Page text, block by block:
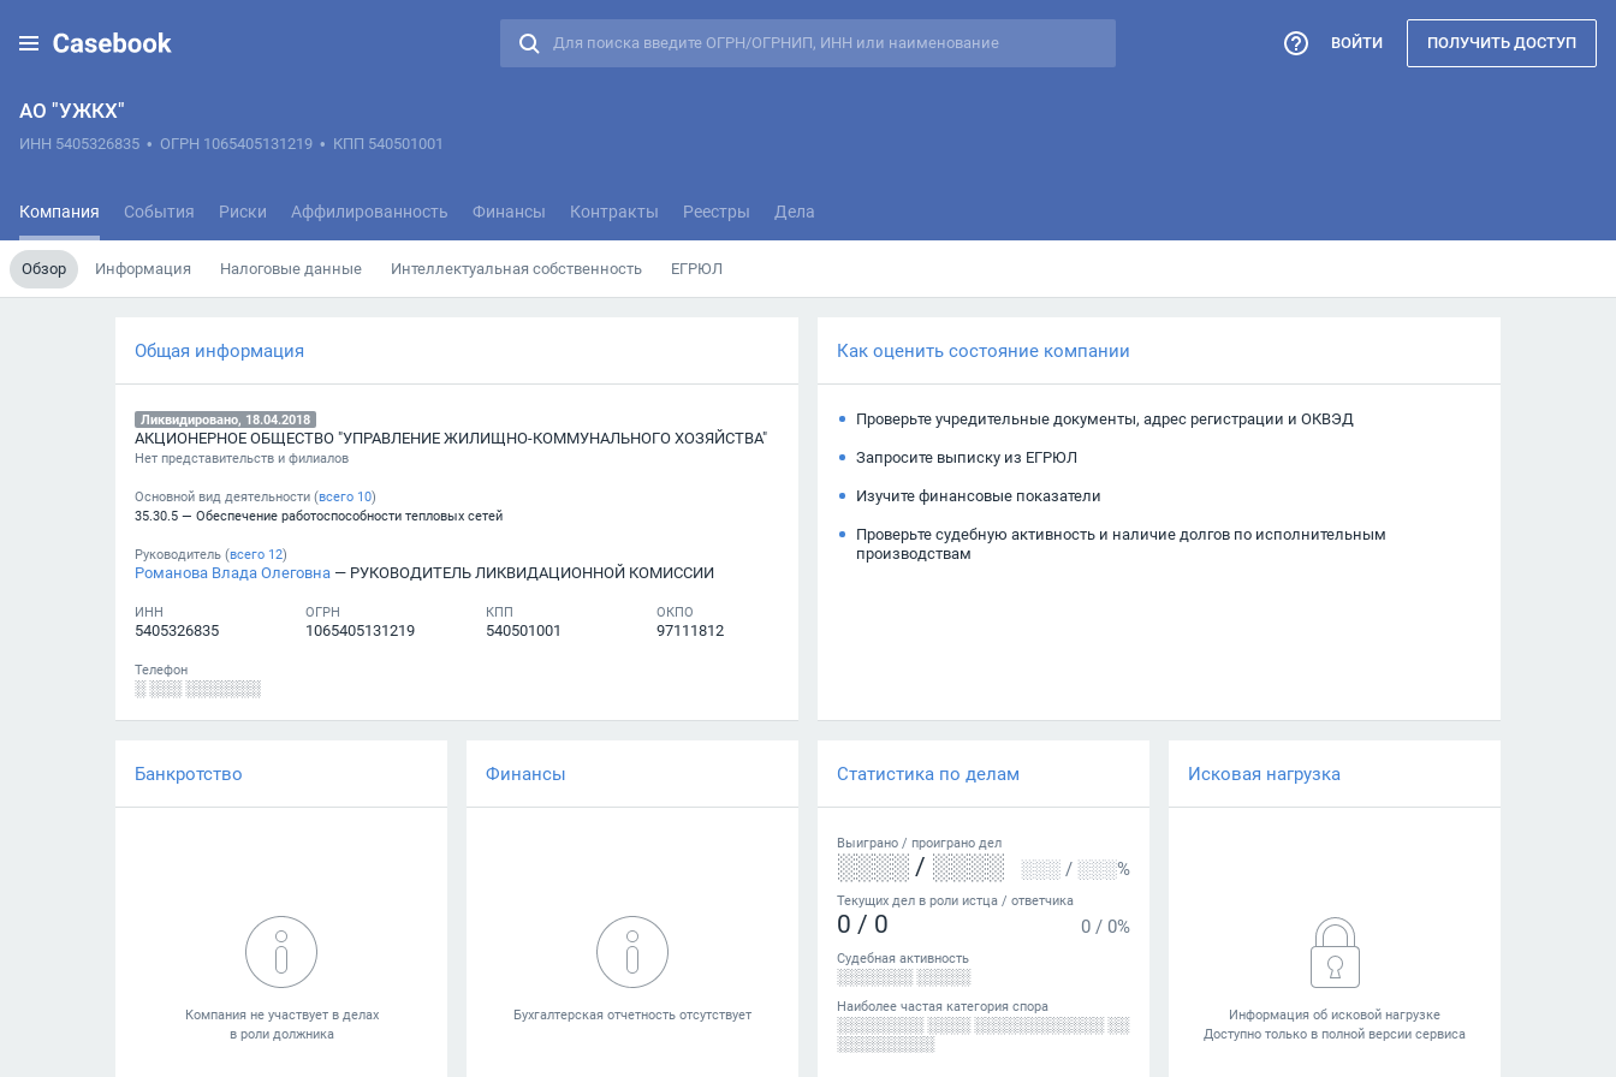
АО "УЖКХ"
ИНН 5405326835 • ОГРН 1065405131219 • КПП 540501001
Компания События Риски Аффилированность Финансы Контракты Реестры Дела
Обзор Информация Налоговые данные Интеллектуальная собственность ЕГРЮЛ
ВОЙТИ ПОЛУЧИТЬ ДОСТУП
Общая информация
Ликвидировано, 18.04.2018
АКЦИОНЕРНОЕ ОБЩЕСТВО "УПРАВЛЕНИЕ ЖИЛИЩНО-КОММУНАЛЬНОГО ХОЗЯЙСТВА"
Нет представительств и филиалов
Основной вид деятельности (всего 10)
35.30.5 — Обеспечение работоспособности тепловых сетей
Руководитель (всего 12)
Романова Влада Олеговна — РУКОВОДИТЕЛЬ ЛИКВИДАЦИОННОЙ КОМИССИИ
ИНН
5405326835
ОГРН
1065405131219
КПП
540501001
ОКПО
97111812
Телефон
░ ░░░ ░░░░░░░
Как оценить состояние компании
Проверьте учредительные документы, адрес регистрации и ОКВЭД
Запросите выписку из ЕГРЮЛ
Изучите финансовые показатели
Проверьте судебную активность и наличие долгов по исполнительным
производствам
Банкротство Финансы Статистика по делам
Выиграно / проиграно дел
░░░░ / ░░░░ ░░░ / ░░░%
Текущих дел в роли истца / ответчика
0 / 0 0 / 0%
Судебная активность
░░░░░░░ ░░░░░
Наиболее частая категория спора
░░░░░░░░ ░░░░ ░░░░░░░░░░░░ ░░
░░░░░░░░░
Исковая нагрузка